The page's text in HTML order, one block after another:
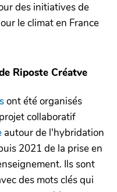
des initiatives de
le climat en France
Riposte Créatve
ont été organisés
collaboratif
autour de l'hybridation
2021 de la prise en
Ils sont
des mots clés qui